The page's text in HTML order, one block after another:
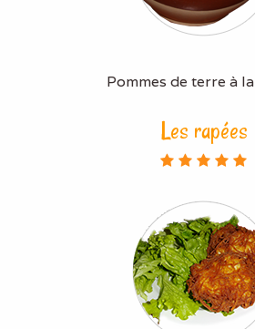
Pommes de terre à
Les rapées